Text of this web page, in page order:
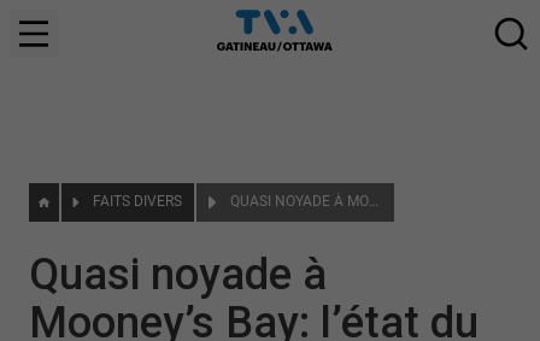
FAITS DIVERS QUASI NOYADE À MOONEY’S BAY: L’ÉTAT DU JEUNE ENFANT S’EST STABILISÉ
Quasi noyade à
Mooney’s Bay: l’état du